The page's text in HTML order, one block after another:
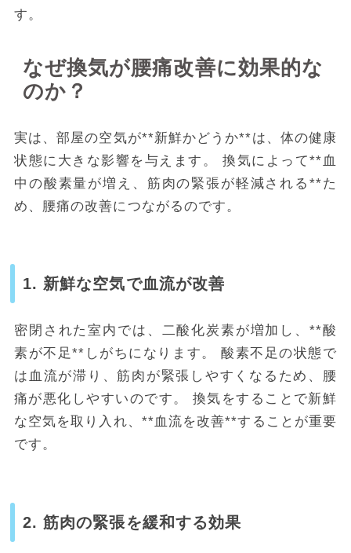
す。
なぜ換気が腰痛改善に効果的な
のか？
実は、部屋の空気が**新鮮かどうか**は、体の健康
状態に大きな影響を与えます。
換気によって**血
中の酸素量が増え、筋肉の緊張が軽減される**た
め、腰痛の改善につながるのです。
1. 新鮮な空気で血流が改善
密閉された室内では、二酸化炭素が増加し、**酸
素が不足**しがちになります。
酸素不足の状態で
は血流が滞り、筋肉が緊張しやすくなるため、腰
痛が悪化しやすいのです。
換気をすることで新鮮
な空気を取り入れ、**血流を改善**することが重要
です。
2. 筋肉の緊張を緩和する効果